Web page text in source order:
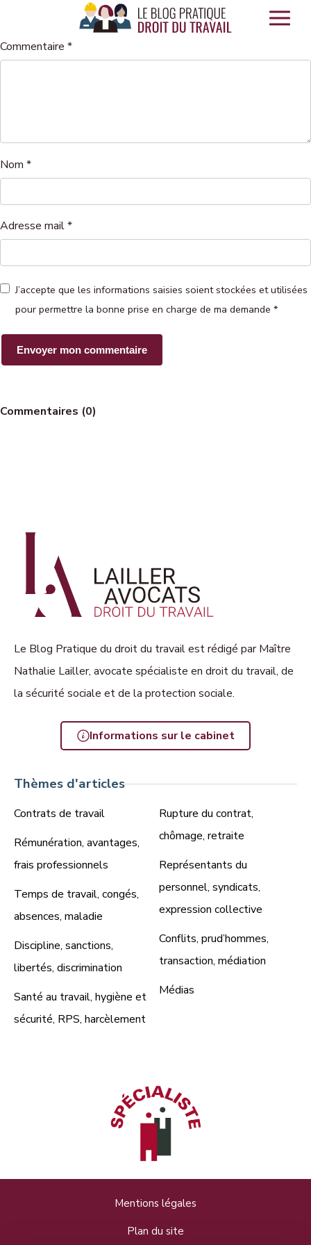
Panneau de gestion des cookies
Commentaire *
Nom *
Adresse mail*
J’accepte que les informations saisies soient stockées et utilisées
pour permettre la bonne prise en charge de ma demande *
Commentaires (0)
Le Blog Pratique du droit du travail est rédigé par Maître
Nathalie Lailler, avocate spécialiste en droit du travail, de
la sécurité sociale et de la protection sociale.
Informations sur le cabinet
Thèmes d'articles
Contrats de travail
Rémunération, avantages,
frais professionnels
Temps de travail, congés,
absences, maladie
Discipline, sanctions,
libertés, discrimination
Santé au travail, hygiène et
sécurité, RPS, harcèlement
Rupture du contrat,
chômage, retraite
Représentants du
personnel, syndicats,
expression collective
Conflits, prud’hommes,
transaction, médiation
Médias
Mentions légales
Plan du site